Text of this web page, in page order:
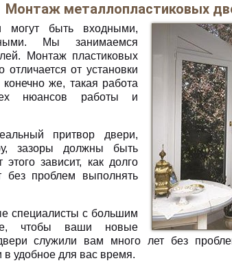
Монтаж металлопластиковых
могут быть входными,
Мы занимаемся
Монтаж пластиковых
от установки
же, такая работа
нюансов работы и
притвор двери,
зазоры должны быть
зависит, как долго
без проблем выполнять
специалисты с большим
чтобы ваши новые
служили вам много лет без
удобное для вас время.